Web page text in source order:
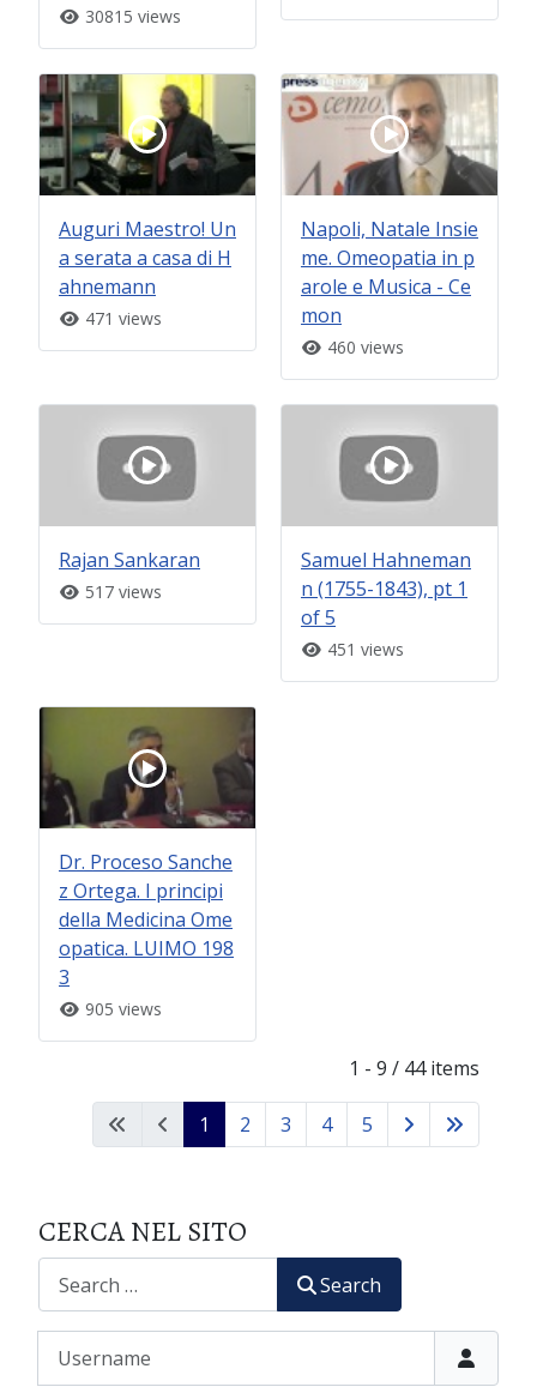
30815 views
Auguri Maestro! Un
a serata a casa di H
ahnemann
471 views
Napoli, Natale Insie
me. Omeopatia in p
arole e Musica - Ce
mon
460 views
Rajan Sankaran
517 views
Samuel Hahneman
n (1755-1843), pt 1
of 5
451 views
Dr. Proceso Sanche
z Ortega. I principi
della Medicina Ome
opatica. LUIMO 198
3
905 views
1 - 9 / 44 items
1 2 3 4 5
CERCA NEL SITO
Search
Username